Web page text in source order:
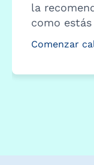
la
como
Comenzar